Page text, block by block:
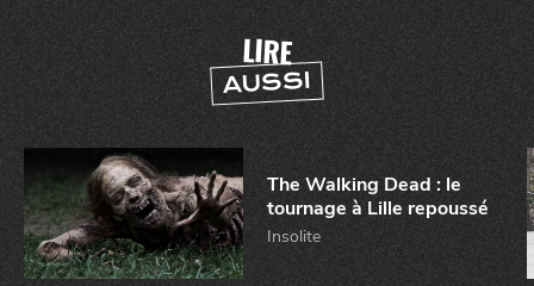
LIRE
AUSSI
The Walking Dead : le
tournage à Lille repoussé
Insolite